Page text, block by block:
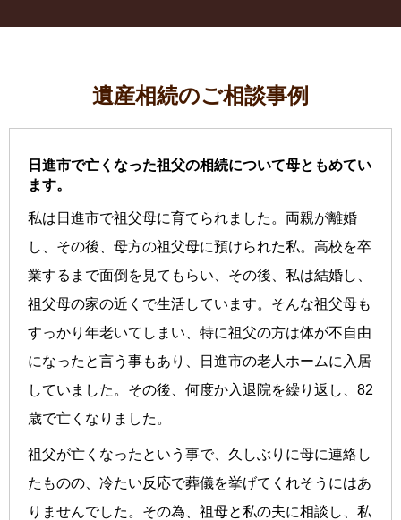
遺産相続のご相談事例
日進市で亡くなった祖父の相続について母ともめてい
ます。
私は日進市で祖父母に育てられました。両親が離婚
し、その後、母方の祖父母に預けられた私。高校を卒
業するまで面倒を見てもらい、その後、私は結婚し、
祖父母の家の近くで生活しています。そんな祖父母も
すっかり年老いてしまい、特に祖父の方は体が不自由
になったと言う事もあり、日進市の老人ホームに入居
していました。その後、何度か入退院を繰り返し、82
歳で亡くなりました。
祖父が亡くなったという事で、久しぶりに母に連絡し
たものの、冷たい反応で葬儀を挙げてくれそうにはあ
りませんでした。その為、祖母と私の夫に相談し、私